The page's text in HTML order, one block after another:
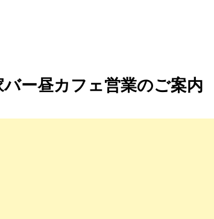
バー昼カフェ営業のご案内